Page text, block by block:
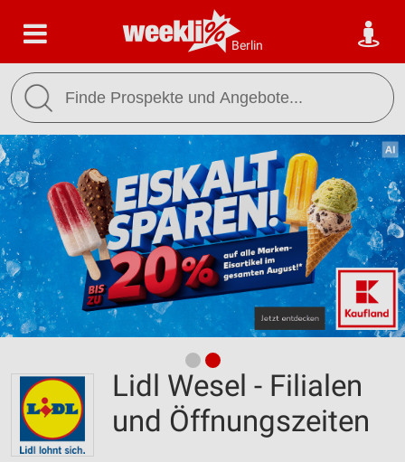
Berlin
Lidl Wesel - Filialen
und Öffnungszeiten